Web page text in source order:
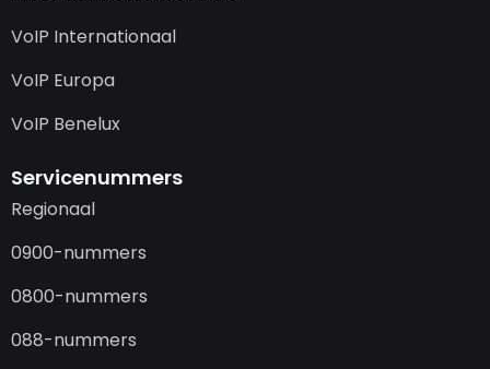
VoIP Internationaal
VoIP Europa
VoIP Benelux
Servicenummers
Regionaal
0900-nummers
0800-nummers
088-nummers